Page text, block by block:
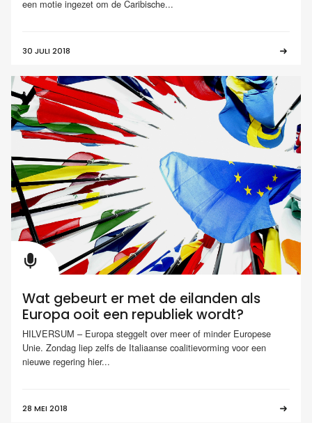
een motie ingezet om de Caribische...
30 JULI 2018
Wat gebeurt er met de eilanden als
Europa ooit een republiek wordt?
HILVERSUM – Europa steggelt over meer of minder Europese
Unie. Zondag liep zelfs de Italiaanse coalitievorming voor een
nieuwe regering hier...
28 MEI 2018